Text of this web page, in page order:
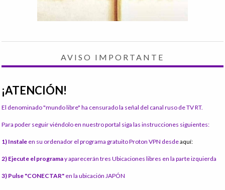
AVISO IMPORTANTE
¡ATENCIÓN!
El denominado "mundo libre" ha censurado la señal del canal ruso de TV RT.
Para poder seguir viéndolo en nuestro portal siga las instrucciones siguientes:
1) Instale en su ordenador el programa gratuito Proton VPN desdeaquí:
2) Ejecute el programay aparecerán tres Ubicaciones libres en la parte izquierda
3) Pulse "CONECTAR" en la ubicación JAPÓN